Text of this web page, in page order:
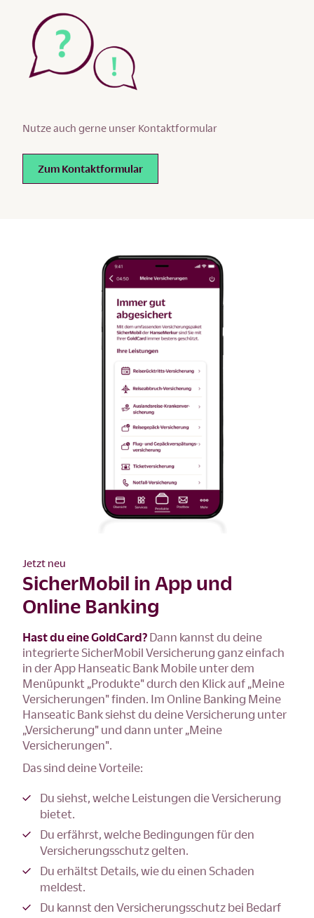
Nutze auch gerne unser Kontaktformular
Zum Kontaktformular
Jetzt neu
SicherMobil in App und
Online Banking
Hast du eine GoldCard? Dann kannst du deine
integrierte SicherMobil Versicherung ganz einfach
in der App Hanseatic Bank Mobile unter dem
Menüpunkt „Produkte" durch den Klick auf „Meine
Versicherungen" finden. Im Online Banking Meine
Hanseatic Bank siehst du deine Versicherung unter
„Versicherung" und dann unter „Meine
Versicherungen".
Das sind deine Vorteile:
Du siehst, welche Leistungen die Versicherung
bietet.
Du erfährst, welche Bedingungen für den
Versicherungsschutz gelten.
Du erhältst Details, wie du einen Schaden
meldest.
Du kannst den Versicherungsschutz bei Bedarf